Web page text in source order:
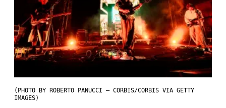
(PHOTO BY ROBERTO PANUCCI – CORBIS/CORBIS VIA GETTY
IMAGES)